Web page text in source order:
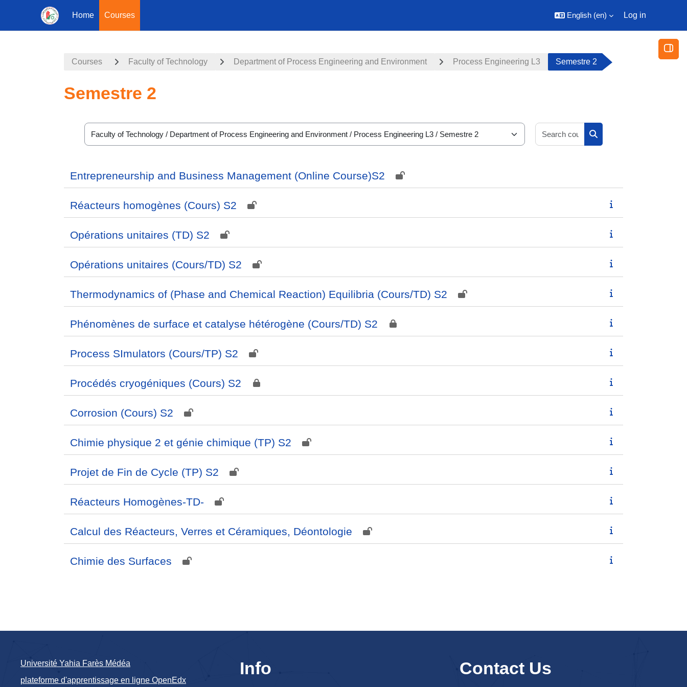
Home Courses English ‎(en)‎ Log in
Courses Faculty of Technology Department of Process Engineering and Environment Process Engineering L3 Semestre 2
Semestre 2
Course categories
Search courses
Entrepreneurship and Business Management (Online Course)S2
Réacteurs homogènes (Cours) S2
Opérations unitaires (TD) S2
Opérations unitaires (Cours/TD) S2
Thermodynamics of (Phase and Chemical Reaction) Equilibria (Cours/TD) S2
Phénomènes de surface et catalyse hétérogène (Cours/TD) S2
Process SImulators (Cours/TP) S2
Procédés cryogéniques (Cours) S2
Corrosion (Cours) S2
Chimie physique 2 et génie chimique (TP) S2
Projet de Fin de Cycle (TP) S2
Réacteurs Homogènes-TD-
Calcul des Réacteurs, Verres et Céramiques, Déontologie
Chimie des Surfaces
Université Yahia Farès Médéa
plateforme d'apprentissage en ligne OpenEdx
Info Contact Us